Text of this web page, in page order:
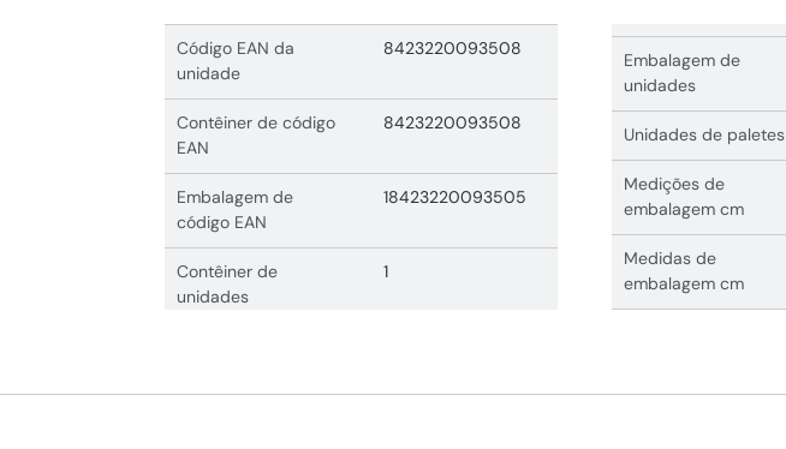
Código EAN da
unidade
8423220093508
Contêiner de código
EAN
8423220093508
Embalagem de
código EAN
18423220093505
Contêiner de
unidades
1
Embalagem de
unidades
Unidades de paletes
Medições de
embalagem cm
Medidas de
embalagem cm